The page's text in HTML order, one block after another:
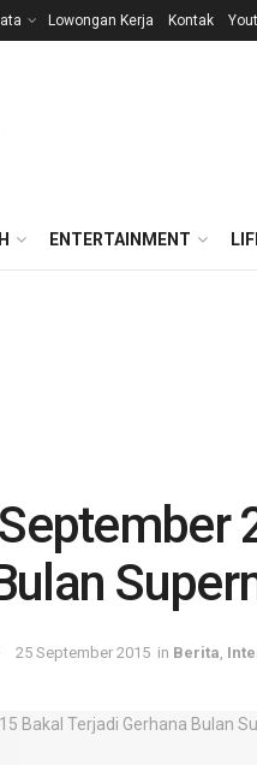
Lowongan Kerja Kontak
ENTERTAINMENT
25 September 2015 in Berita